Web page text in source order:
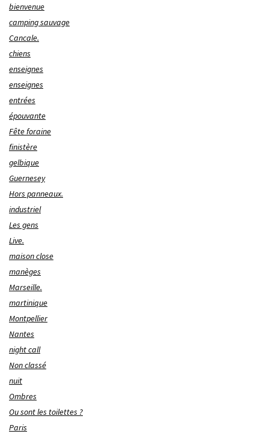
bienvenue
camping sauvage
Cancale.
chiens
enseignes
enseignes
entrées
épouvante
Fête foraine
finistère
gelbique
Guernesey
Hors panneaux.
industriel
Les gens
Live.
maison close
manèges
Marseille.
martinique
Montpellier
Nantes
night call
Non classé
nuit
Ombres
Ou sont les toilettes ?
Paris